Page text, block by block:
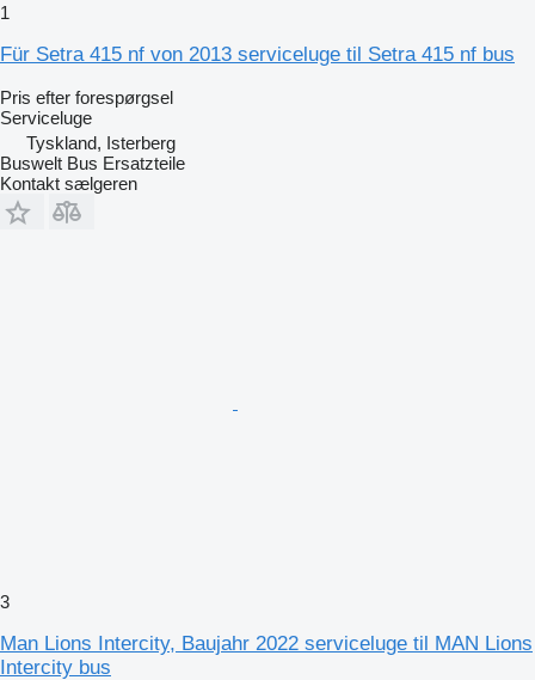
1
Für Setra 415 nf von 2013 serviceluge til Setra 415 nf bus
Pris efter forespørgsel
Serviceluge
Tyskland, Isterberg
Buswelt Bus Ersatzteile
Kontakt sælgeren
3
Man Lions Intercity, Baujahr 2022 serviceluge til MAN Lions
Intercity bus